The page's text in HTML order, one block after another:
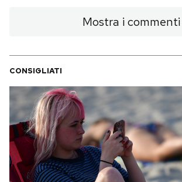
Mostra i commenti
CONSIGLIATI